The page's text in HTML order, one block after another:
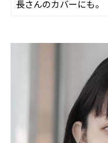
長さんのカバーにも。